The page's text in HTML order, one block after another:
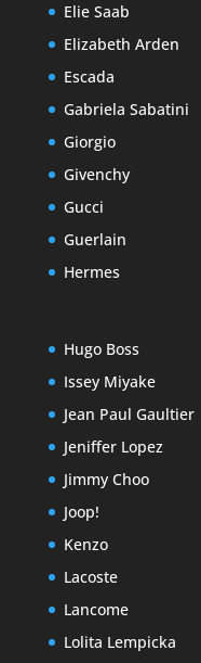
Elie Saab
Elizabeth Arden
Escada
Gabriela Sabatini
Giorgio
Givenchy
Gucci
Guerlain
Hermes
Hugo Boss
Issey Miyake
Jean Paul Gaultier
Jeniffer Lopez
Jimmy Choo
Joop!
Kenzo
Lacoste
Lancome
Lolita Lempicka